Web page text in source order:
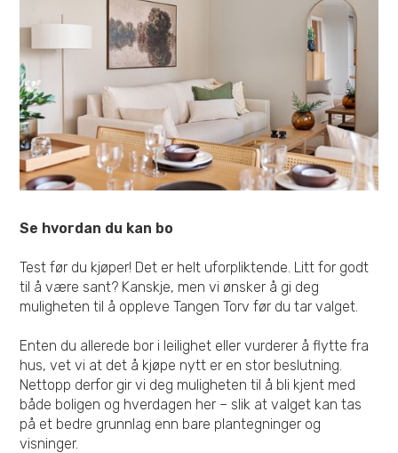
Se hvordan du kan bo
Test før du kjøper! Det er helt uforpliktende. Litt for godt
til å være sant? Kanskje, men vi ønsker å gi deg
muligheten til å oppleve Tangen Torv før du tar valget.
Enten du allerede bor i leilighet eller vurderer å flytte fra
hus, vet vi at det å kjøpe nytt er en stor beslutning.
Nettopp derfor gir vi deg muligheten til å bli kjent med
både boligen og hverdagen her – slik at valget kan tas
på et bedre grunnlag enn bare plantegninger og
visninger.